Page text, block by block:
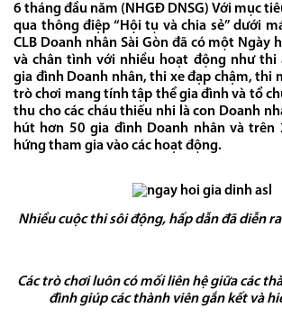
6 tháng đầu năm (NHGĐ DNSG) Với mục
qua thông điệp “Hội tụ và chia sẻ” dưới
CLB Doanh nhân Sài Gòn đã có một Ngày
và chân tình với nhiều hoạt động như thi
gia đình Doanh nhân, thi xe đạp chậm, thi
trò chơi mang tính tập thể gia đình và tổ
thu cho các cháu thiếu nhi là con Doanh
hút hơn 50 gia đình Doanh nhân và trên
hứng tham gia vào các hoạt động.
Nhiều cuộc thi sôi động, hấp dẫn đã diễn
Các trò chơi luôn có mối liên hệ giữa các
đình giúp các thành viên gắn kết và